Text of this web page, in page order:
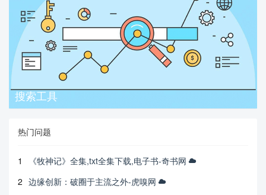
搜索工具
热门问题
1
《牧神记》全集,txt全集下载,电子书-奇书网
2 边缘创新：破圈于主流之外-虎嗅网